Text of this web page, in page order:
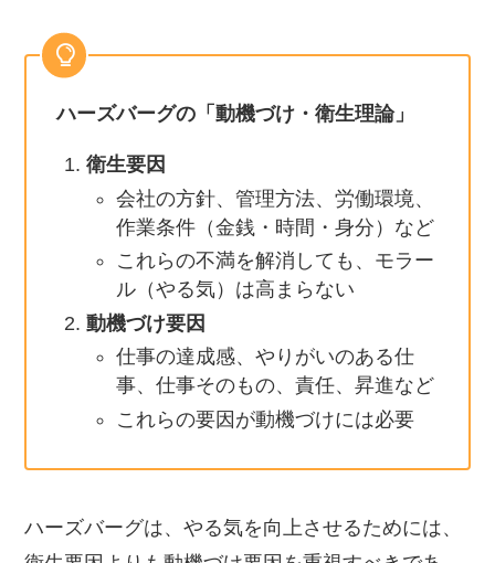
ハーズバーグの「動機づけ・衛生理論」
衛生要因
会社の方針、管理方法、労働環境、
作業条件（金銭・時間・身分）など
これらの不満を解消しても、モラー
ル（やる気）は高まらない
動機づけ要因
仕事の達成感、やりがいのある仕
事、仕事そのもの、責任、昇進など
これらの要因が動機づけには必要
ハーズバーグは、やる気を向上させるためには、